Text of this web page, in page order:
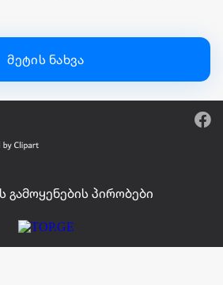
მიმართულია იმისკენ, რომ
მეტის ნახვა
გამოყენების პირობები